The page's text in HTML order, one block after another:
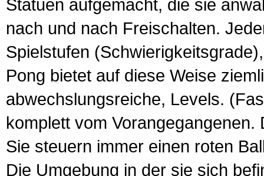
Statuen aufgemacht, die sie
nach und nach Freischalten.
Spielstufen
Pong bietet auf diese Weise
abwechslungsreiche, Levels.
komplett vom
Sie steuern immer einen roten
Die Umgebung in der sie sich